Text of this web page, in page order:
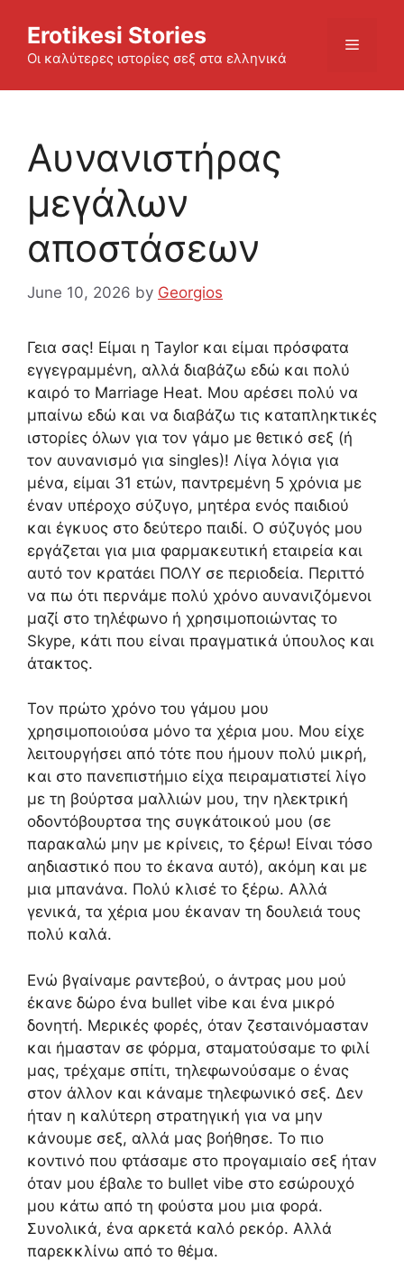
content
Erotikesi Stories
Οι καλύτερες ιστορίες σεξ στα ελληνικά
Menu
Αυνανιστήρας
μεγάλων
αποστάσεων
June 10, 2026 by Georgios
Γεια σας! Είμαι η Taylor και είμαι πρόσφατα
εγγεγραμμένη, αλλά διαβάζω εδώ και πολύ
καιρό το Marriage Heat. Μου αρέσει πολύ να
μπαίνω εδώ και να διαβάζω τις καταπληκτικές
ιστορίες όλων για τον γάμο με θετικό σεξ (ή
τον αυνανισμό για singles)! Λίγα λόγια για
μένα, είμαι 31 ετών, παντρεμένη 5 χρόνια με
έναν υπέροχο σύζυγο, μητέρα ενός παιδιού
και έγκυος στο δεύτερο παιδί. Ο σύζυγός μου
εργάζεται για μια φαρμακευτική εταιρεία και
αυτό τον κρατάει ΠΟΛΥ σε περιοδεία. Περιττό
να πω ότι περνάμε πολύ χρόνο αυνανιζόμενοι
μαζί στο τηλέφωνο ή χρησιμοποιώντας το
Skype, κάτι που είναι πραγματικά ύπουλος και
άτακτος.
Τον πρώτο χρόνο του γάμου μου
χρησιμοποιούσα μόνο τα χέρια μου. Μου είχε
λειτουργήσει από τότε που ήμουν πολύ μικρή,
και στο πανεπιστήμιο είχα πειραματιστεί λίγο
με τη βούρτσα μαλλιών μου, την ηλεκτρική
οδοντόβουρτσα της συγκάτοικού μου (σε
παρακαλώ μην με κρίνεις, το ξέρω! Είναι τόσο
αηδιαστικό που το έκανα αυτό), ακόμη και με
μια μπανάνα. Πολύ κλισέ το ξέρω. Αλλά
γενικά, τα χέρια μου έκαναν τη δουλειά τους
πολύ καλά.
Ενώ βγαίναμε ραντεβού, ο άντρας μου μού
έκανε δώρο ένα bullet vibe και ένα μικρό
δονητή. Μερικές φορές, όταν ζεσταινόμασταν
και ήμασταν σε φόρμα, σταματούσαμε το φιλί
μας, τρέχαμε σπίτι, τηλεφωνούσαμε ο ένας
στον άλλον και κάναμε τηλεφωνικό σεξ. Δεν
ήταν η καλύτερη στρατηγική για να μην
κάνουμε σεξ, αλλά μας βοήθησε. Το πιο
κοντινό που φτάσαμε στο προγαμιαίο σεξ ήταν
όταν μου έβαλε το bullet vibe στο εσώρουχό
μου κάτω από τη φούστα μου μια φορά.
Συνολικά, ένα αρκετά καλό ρεκόρ. Αλλά
παρεκκλίνω από το θέμα.